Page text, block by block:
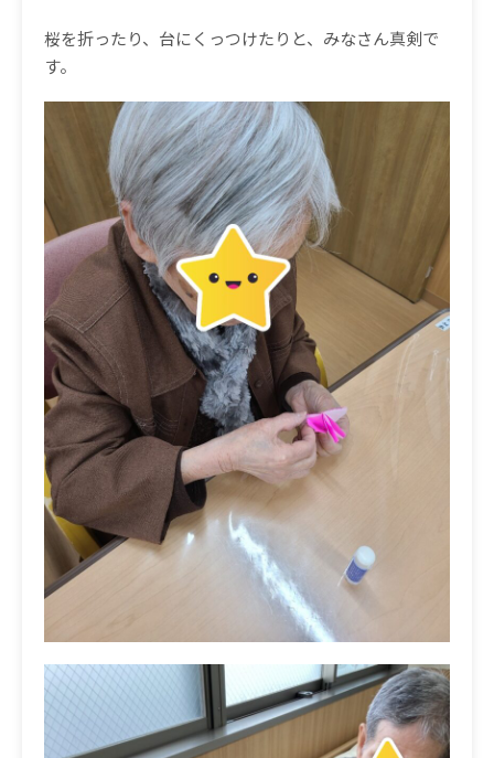
桜を折ったり、台にくっつけたりと、みなさん真剣で
す。